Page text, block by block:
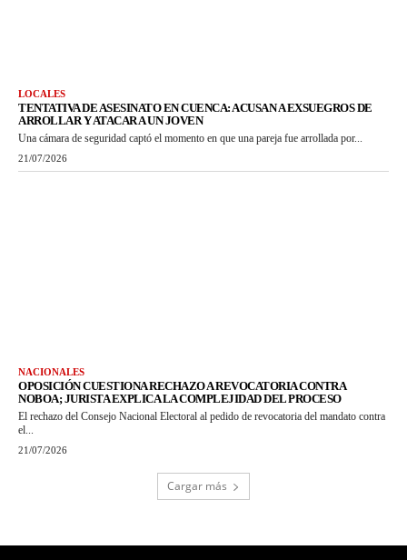
LOCALES
TENTATIVA DE ASESINATO EN CUENCA: ACUSAN A EXSUEGROS DE
ARROLLAR Y ATACAR A UN JOVEN
Una cámara de seguridad captó el momento en que una pareja fue arrollada por...
21/07/2026
NACIONALES
OPOSICIÓN CUESTIONA RECHAZO A REVOCATORIA CONTRA
NOBOA; JURISTA EXPLICA LA COMPLEJIDAD DEL PROCESO
El rechazo del Consejo Nacional Electoral al pedido de revocatoria del mandato contra
el...
21/07/2026
Cargar más